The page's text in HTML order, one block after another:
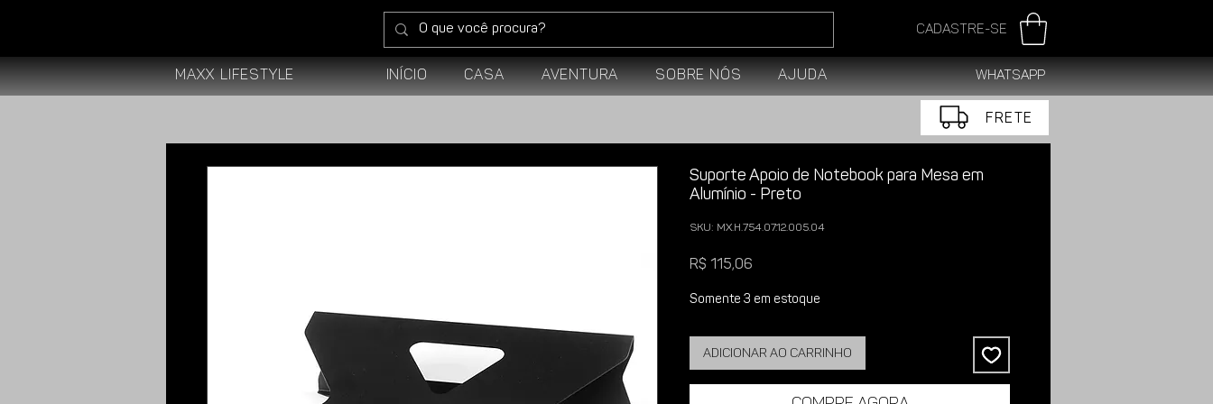
Cadastre-se
Maxx Lifestyle Início Casa Aventura Sobre Nós Ajuda WhatsApp
FRETE
Suporte Apoio de Notebook para Mesa em
Alumínio - Preto
SKU: MX.H.754.07.12.005.04
R$ 115,06
Somente 3 em estoque
Adicionar ao carrinho